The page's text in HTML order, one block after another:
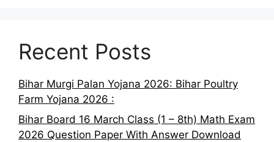
Recent Posts
Bihar Murgi Palan Yojana 2026: Bihar Poultry
Farm Yojana 2026 :
Bihar Board 16 March Class (1 – 8th) Math Exam
2026 Question Paper With Answer Download